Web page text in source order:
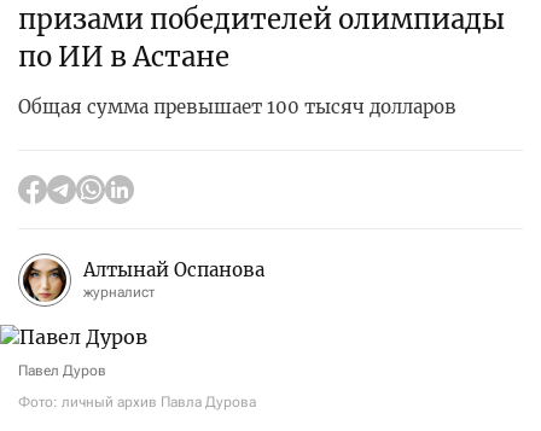
призами победителей олимпиады
по ИИ в Астане
Общая сумма превышает 100 тысяч долларов
Алтынай Оспанова
журналист
Павел Дуров
Фото: личный архив Павла Дурова